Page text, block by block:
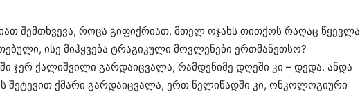
შემთხვევა, როცა გიფიქრიათ, მთელ ოჯახს თითქოს რაღაც წყევლა
ისე მიჰყვება ტრაგიკული მოვლენები ერთმანეთსო?
ჯერ ქალიშვილი გარდაიცვალა, რამდენიმე დღეში კი – დედა. ანდა
ქმარი გარდაიცვალა, ერთ წელიწადში კი, ონკოლოგიური